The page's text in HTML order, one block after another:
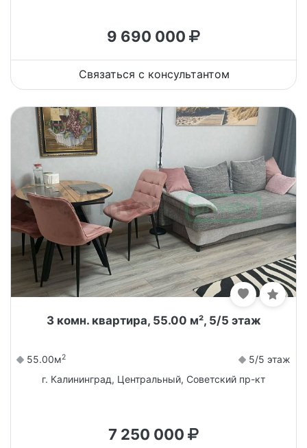
9 690 000
Связаться с консультантом
3 комн. квартира, 55.00 м², 5/5 этаж
55.00м2
5/5 этаж
г. Калининград, Центральный, Советский пр-кт
7 250 000